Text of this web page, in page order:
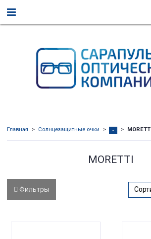
Главная Солнцезащитные очки - MORETTI
MORETTI
Фильтры